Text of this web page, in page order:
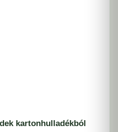
kartonhulladékból